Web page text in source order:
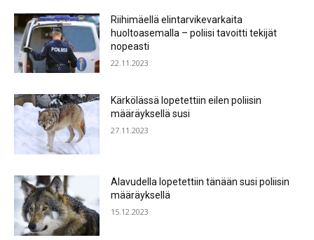
Riihimäellä elintarvikevarkaita
huoltoasemalla – poliisi tavoitti tekijät
nopeasti
22.11.2023
Kärkölässä lopetettiin eilen poliisin
määräyksellä susi
27.11.2023
Alavudella lopetettiin tänään susi poliisin
määräyksellä
15.12.2023